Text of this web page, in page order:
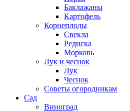
Баклажаны
Картофель
Корнеплоды
Свекла
Редиска
Морковь
Лук и чеснок
Лук
Чеснок
Советы огородникам
Сад
Виноград